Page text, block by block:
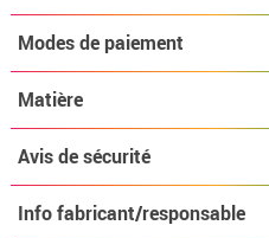
Modes de paiement
Matière
Avis de sécurité
Info fabricant/responsable